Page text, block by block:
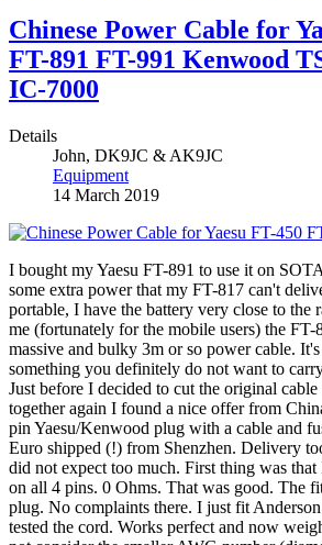
Chinese Power Cable for
FT-891 FT-991 Kenwood
IC-7000
Details
John, DK9JC & AK9JC
Equipment
14 March 2019
I bought my Yaesu FT-891 to use it on
some extra power that my FT-817 can't
portable, I have the battery very close to
me (fortunately for the mobile users) the FT-
massive and bulky 3m or so power cable.
something you definitely do not want to
Just before I decided to cut the original
together again I found a nice offer from
pin Yaesu/Kenwood plug with a cable and
Euro shipped (!) from Shenzhen. Delivery
did not expect too much. First thing was that
on all 4 pins. 0 Ohms. That was good. The
plug. No complaints there. I just fit
tested the cord. Works perfect and now